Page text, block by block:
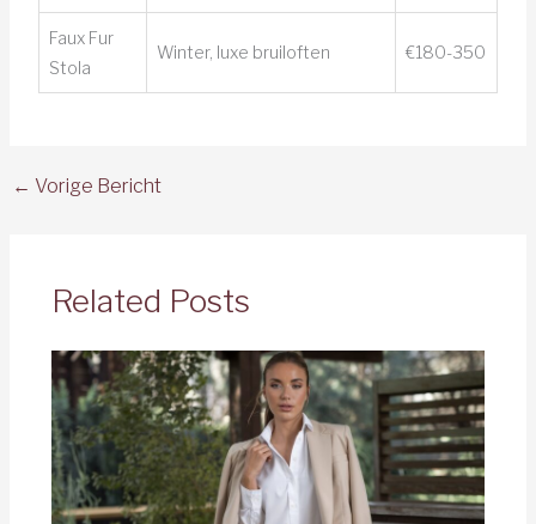
Faux Fur
Stola
Winter, luxe bruiloften €180-350
← Vorige Bericht
Related Posts